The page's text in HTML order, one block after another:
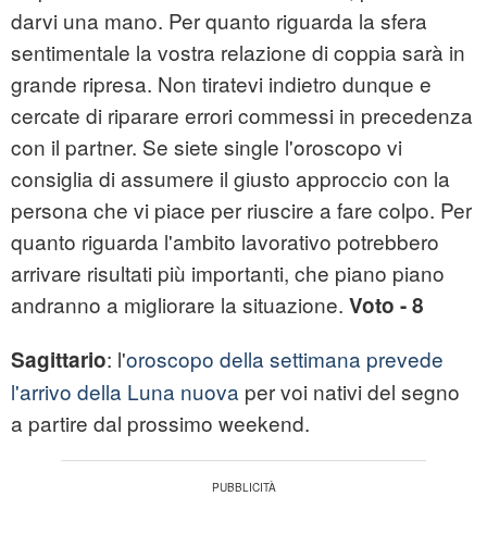
darvi una mano. Per quanto riguarda la sfera
sentimentale la vostra relazione di coppia sarà in
grande ripresa. Non tiratevi indietro dunque e
cercate di riparare errori commessi in precedenza
con il partner. Se siete single l'oroscopo vi
consiglia di assumere il giusto approccio con la
persona che vi piace per riuscire a fare colpo. Per
quanto riguarda l'ambito lavorativo potrebbero
arrivare risultati più importanti, che piano piano
andranno a migliorare la situazione. Voto - 8
Sagittario: l'oroscopo della settimana prevede
l'arrivo della Luna nuova per voi nativi del segno
a partire dal prossimo weekend.